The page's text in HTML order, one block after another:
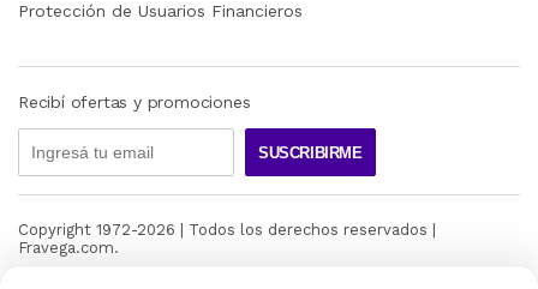
Protección de Usuarios Financieros
Recibí ofertas y promociones
SUSCRIBIRME
Copyright 1972-2026 | Todos los derechos reservados |
Fravega.com.